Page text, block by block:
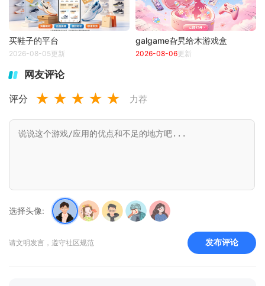
买鞋子的平台
2026-08-05更新
galgame旮旯给木游戏盒
2026-08-06更新
网友评论
评分 ★ ★ ★ ★ ★ 力荐
选择头像:
请文明发言，遵守社区规范 发布评论